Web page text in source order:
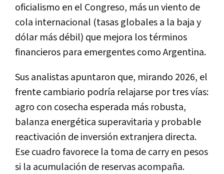
oficialismo en el Congreso, más un viento de
cola internacional (tasas globales a la baja y
dólar más débil) que mejora los términos
financieros para emergentes como Argentina.
Sus analistas apuntaron que, mirando 2026, el
frente cambiario podría relajarse por tres vías:
agro con cosecha esperada más robusta,
balanza energética superavitaria y probable
reactivación de inversión extranjera directa.
Ese cuadro favorece la toma de carry en pesos
si la acumulación de reservas acompaña.